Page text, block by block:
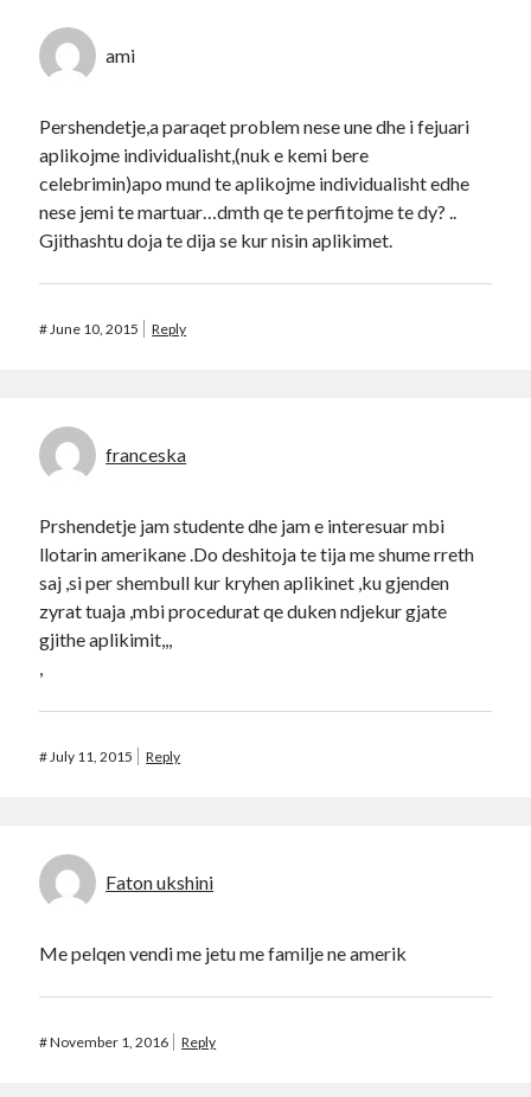
ami
Pershendetje,a paraqet problem nese une dhe i fejuari
aplikojme individualisht,(nuk e kemi bere
celebrimin)apo mund te aplikojme individualisht edhe
nese jemi te martuar…dmth qe te perfitojme te dy? ..
Gjithashtu doja te dija se kur nisin aplikimet.
#June 10, 2015 Reply
franceska
Prshendetje jam studente dhe jam e interesuar mbi
llotarin amerikane .Do deshitoja te tija me shume rreth
saj ,si per shembull kur kryhen aplikinet ,ku gjenden
zyrat tuaja ,mbi procedurat qe duken ndjekur gjate
gjithe aplikimit,,,
,
#July 11, 2015 Reply
Faton ukshini
Me pelqen vendi me jetu me familje ne amerik
#November 1, 2016 Reply